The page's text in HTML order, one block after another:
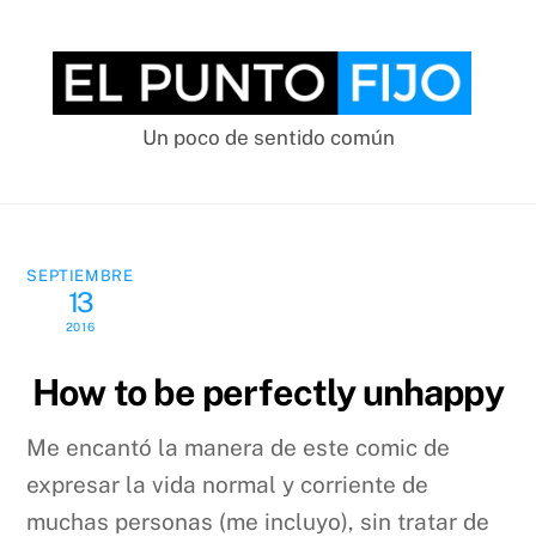
content
Un poco de sentido común
SEPTIEMBRE
13
2016
How to be perfectly unhappy
Me encantó la manera de este comic de
expresar la vida normal y corriente de
muchas personas (me incluyo), sin tratar de